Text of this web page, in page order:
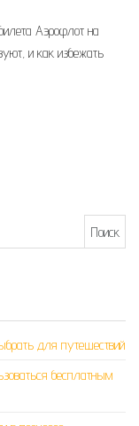
Аэрофлот на
и как избежать
для путешествий
бесплатным